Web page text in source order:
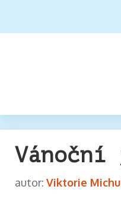
Vánoční
autor: Viktorie